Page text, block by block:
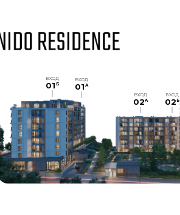
ВХОД
01 A
ВХОД
01 Б
ВХОД
02A
ВХОД
02Б